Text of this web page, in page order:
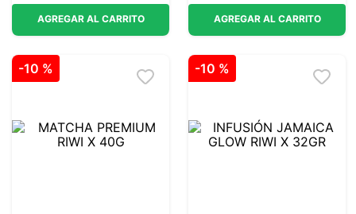
AGREGAR AL CARRITO AGREGAR AL CARRITO
-10 % -10 %